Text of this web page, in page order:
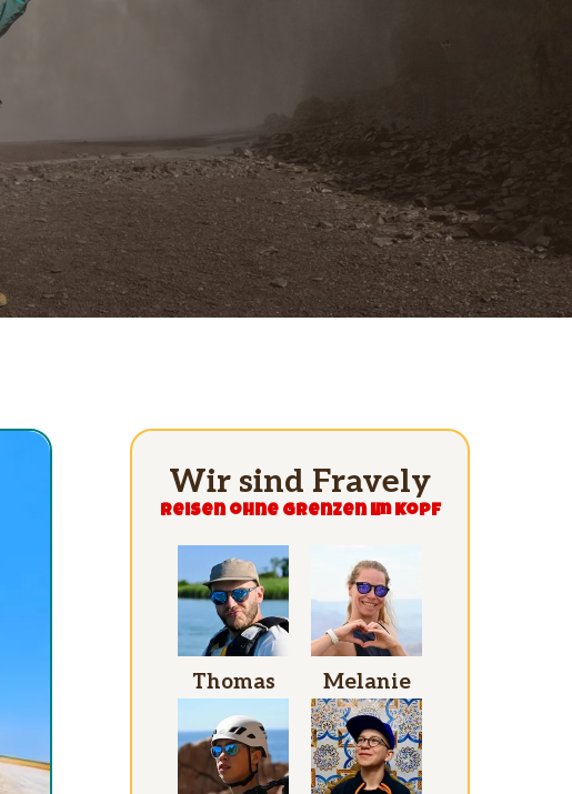
Wir sind Fravely
Reisen ohne grenzen im Kopf
Thomas Melanie